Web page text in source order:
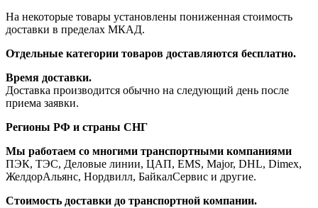
На некоторые товары установлены пониженная стоимость
доставки в пределах МКАД.
Отдельные категории товаров доставляются бесплатно.
Время доставки.
Доставка производится обычно на следующий день после
приема заявки.
Регионы РФ и страны СНГ
Мы работаем со многими транспортными компаниями
ПЭК, ТЭС, Деловые линии, ЦАП, EMS, Major, DHL, Dimex,
ЖелдорАльянс, Нордвилл, БайкалСервис и другие.
Стоимость доставки до транспортной компании.